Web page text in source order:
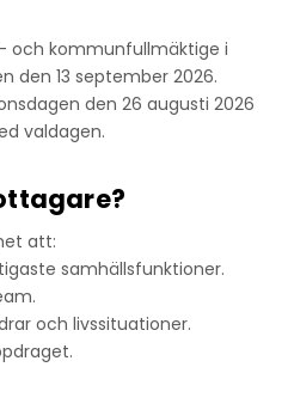
och kommunfullmäktige i
den 13 september 2026.
den 26 augusti 2026
valdagen.
att:
samhällsfunktioner.
och livssituationer.